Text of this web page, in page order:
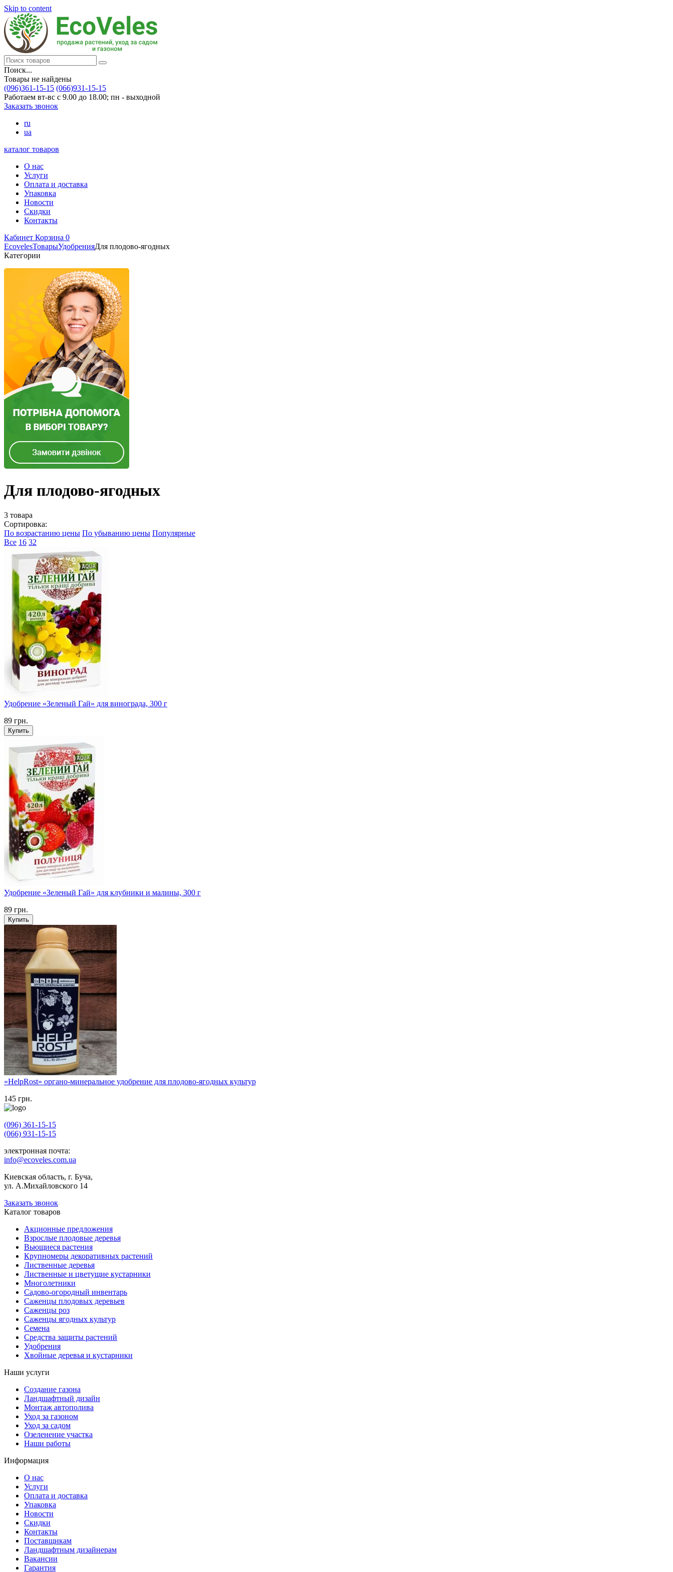
Skip to content
Поиск...
Товары не найдены
(096)361-15-15 (066)931-15-15
Работаем вт-вс с 9.00 до 18.00; пн - выходной
Заказать звонок
ru
ua
каталог товаров
О нас
Услуги
Оплата и доставка
Упаковка
Новости
Скидки
Контакты
Кабинет Корзина 0
EcovelesТоварыУдобренияДля плодово-ягодных
Категории
Для плодово-ягодных
3 товара
Сортировка:
По возрастанию цены По убыванию цены Популярные
Все 16 32
Удобрение «Зеленый Гай» для винограда, 300 г
89 грн.
Купить
Удобрение «Зеленый Гай» для клубники и малины, 300 г
89 грн.
Купить
«HelpRost» органо-минеральное удобрение для плодово-ягодных культур
145 грн.
(096) 361-15-15
(066) 931-15-15
электронная почта:
info@ecoveles.com.ua
Киевская область, г. Буча,
ул. А.Михайловского 14
Заказать звонок
Каталог товаров
Акционные предложения
Взрослые плодовые деревья
Вьющиеся растения
Крупномеры декоративных растений
Лиственные деревья
Лиственные и цветущие кустарники
Многолетники
Садово-огородный инвентарь
Саженцы плодовых деревьев
Саженцы роз
Саженцы ягодных культур
Семена
Средства защиты растений
Удобрения
Хвойные деревья и кустарники
Наши услуги
Создание газона
Ландшафтный дизайн
Монтаж автополива
Уход за газоном
Уход за садом
Озеленение участка
Наши работы
Информация
О нас
Услуги
Оплата и доставка
Упаковка
Новости
Скидки
Контакты
Поставщикам
Ландшафтным дизайнерам
Вакансии
Гарантия